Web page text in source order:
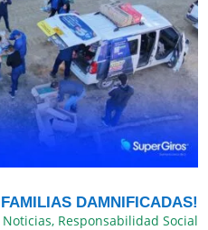
DAMNIFICADAS!
Noticias, Responsabilidad Social